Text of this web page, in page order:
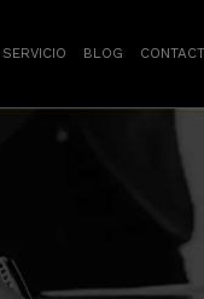
SERVICIO BLOG